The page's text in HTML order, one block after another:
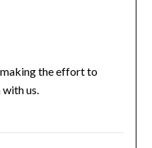
the effort to
us.